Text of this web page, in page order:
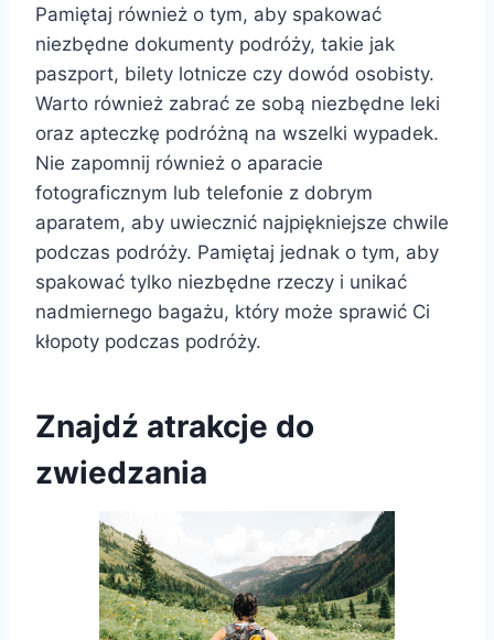
Pamiętaj również o tym, aby spakować
niezbędne dokumenty podróży, takie jak
paszport, bilety lotnicze czy dowód osobisty.
Warto również zabrać ze sobą niezbędne leki
oraz apteczkę podróżną na wszelki wypadek.
Nie zapomnij również o aparacie
fotograficznym lub telefonie z dobrym
aparatem, aby uwiecznić najpiękniejsze chwile
podczas podróży. Pamiętaj jednak o tym, aby
spakować tylko niezbędne rzeczy i unikać
nadmiernego bagażu, który może sprawić Ci
kłopoty podczas podróży.
Znajdź atrakcje do
zwiedzania